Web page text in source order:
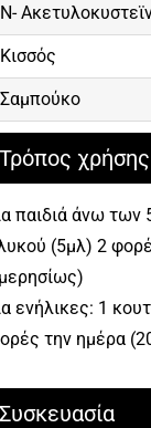
Ν-
Κισσός
Σαμπούκο
Τρόπος χρήσης
παιδιά άνω των
(5μλ) 2
ενήλικες: 1
την ημέρα
Συσκευασία